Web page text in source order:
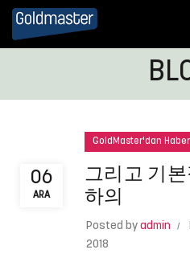
06
ARA
GoldMaster'dan
그리고 기
하의
Posted by admin
2018